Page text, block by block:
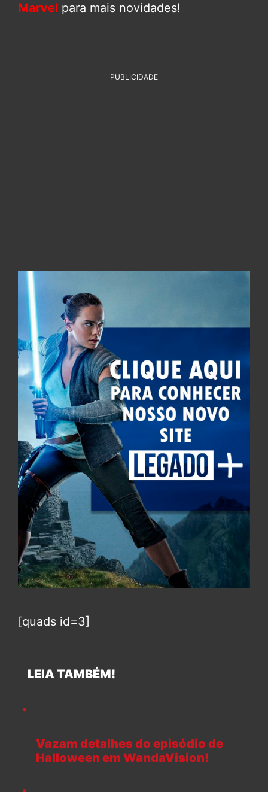
Marvel para mais novidades!
PUBLICIDADE
[quads id=3]
LEIA TAMBÉM!
Vazam detalhes do episódio de
Halloween em WandaVision!